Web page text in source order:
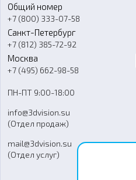
Программное обеспечение
Ремонт и услуги
О компании
Контакты
Гос. закупки
Стать дилером
Блог
FAQ
Общий номер
+7 (800) 333-07-58
Санкт-Петербург
+7 (812) 385-72-92
Москва
+7 (495) 662-98-58
ПН-ПТ 9:00-18:00
info@3dvision.su
(Отдел продаж)
mail@3dvision.su
(Отдел услуг)